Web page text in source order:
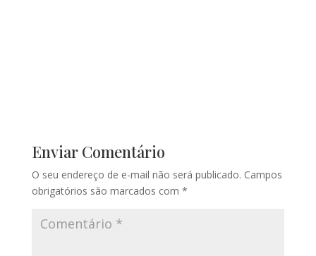
Enviar Comentário
O seu endereço de e-mail não será publicado. Campos
obrigatórios são marcados com *